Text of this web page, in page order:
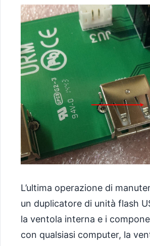
L’ultima operazione di
un duplicatore di unità flash
la ventola interna e i
con qualsiasi computer, la